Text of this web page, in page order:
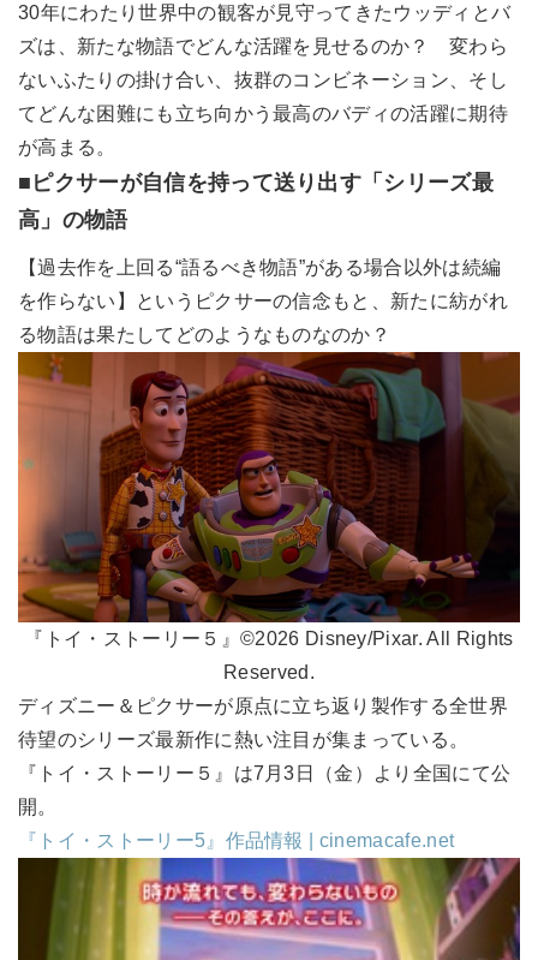
30年にわたり世界中の観客が見守ってきたウッディとバ
ズは、新たな物語でどんな活躍を見せるのか？ 変わら
ないふたりの掛け合い、抜群のコンビネーション、そし
てどんな困難にも立ち向かう最高のバディの活躍に期待
が高まる。
■ピクサーが自信を持って送り出す「シリーズ最
高」の物語
【過去作を上回る“語るべき物語”がある場合以外は続編
を作らない】というピクサーの信念もと、新たに紡がれ
る物語は果たしてどのようなものなのか？
『トイ・ストーリー５』©2026 Disney/Pixar. All Rights
Reserved.
ディズニー＆ピクサーが原点に立ち返り製作する全世界
待望のシリーズ最新作に熱い注目が集まっている。
『トイ・ストーリー５』は7月3日（金）より全国にて公
開。
『トイ・ストーリー5』作品情報 | cinemacafe.net